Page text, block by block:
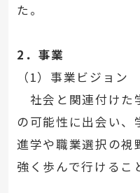
た。
2．事業
（1）事業ビジョン
社会と関連付けた
の可能性に出会い、
進学や職業選択の視
強く歩んで行けるこ